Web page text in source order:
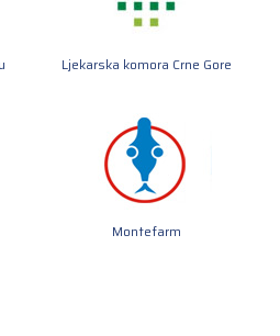
Ljekarska komora Crne Gore
Montefarm